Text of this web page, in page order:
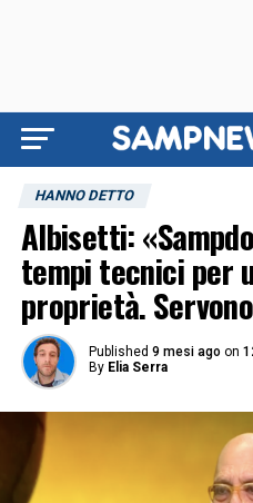
HANNO DETTO
Albisetti:
tempi tecnici per
proprietà.
Published 9 mesi ago on
By Elia Serra